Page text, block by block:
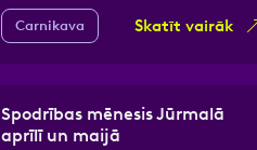
Carnikava Skatīt vairāk
Spodrības mēnesis Jūrmalā
aprīlī un maijā